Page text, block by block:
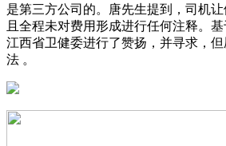
是第三方公司的。唐先生提到，司机让
且全程未对费用形成进行任何注释。
江西省卫健委进行了赞扬，并寻求，
法 。